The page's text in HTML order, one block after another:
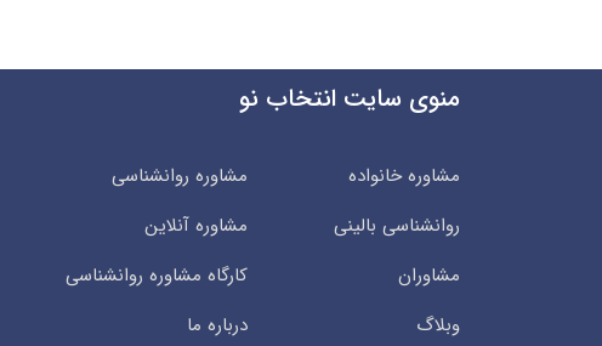
منوی سایت انتخاب نو
مشاوره خانواده
مشاوره روانشناسی
روانشناسی بالینی
مشاوره آنلاین
مشاوران
کارگاه مشاوره روانشناسی
وبلاگ
درباره ما